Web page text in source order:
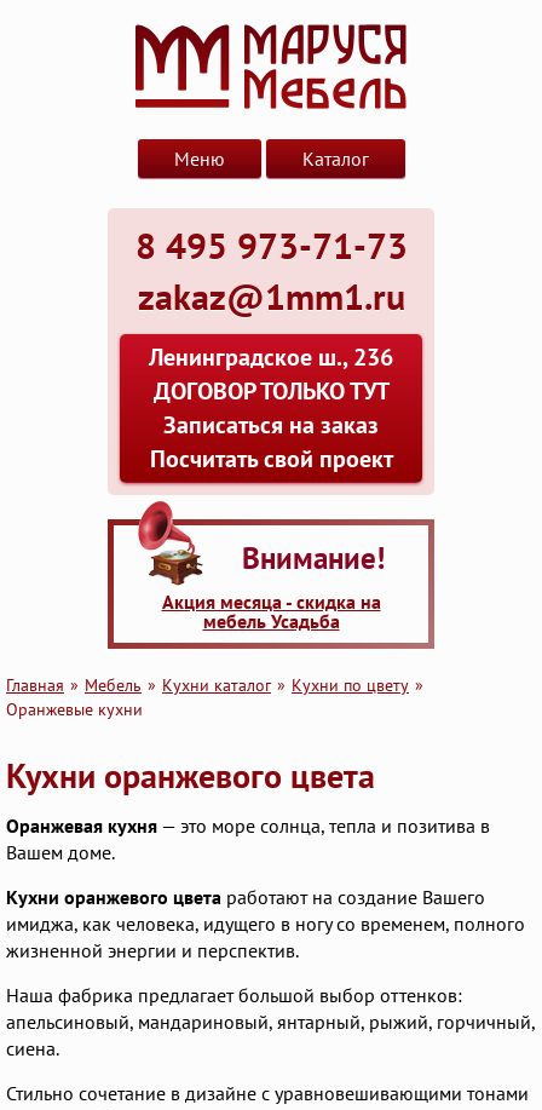
8 495 973-71-73
zakaz@1mm1.ru
Ленинградское ш., 236
ДОГОВОР ТОЛЬКО ТУТ
Записаться на заказ
Посчитать свой проект
Меню Каталог
Внимание!
Акция месяца - скидка на
мебель Усадьба
Главная Мебель Кухни каталог
Кухни по цвету
Оранжевые кухни
Кухни оранжевого цвета
Оранжевая кухня — это море солнца, тепла и позитива в
Вашем доме.
Кухни оранжевого цвета работают на создание Вашего
имиджа, как человека, идущего в ногу со временем, полного
жизненной энергии и перспектив.
Наша фабрика предлагает большой выбор оттенков:
апельсиновый, мандариновый, янтарный, рыжий, горчичный,
сиена.
Стильно сочетание в дизайне с уравновешивающими тонами